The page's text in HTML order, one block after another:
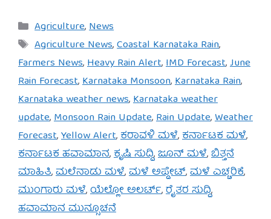
Categories
Agriculture,News
Tags
Agriculture News,Coastal Karnataka Rain,
Farmers News,Heavy Rain Alert,IMD Forecast,June
Rain Forecast,Karnataka Monsoon,Karnataka Rain,
Karnataka weather news,Karnataka weather
update,Monsoon Rain Update,Rain Update,Weather
Forecast,Yellow Alert,ಕರಾವಳಿ ಮಳೆ,ಕರ್ನಾಟಕ ಮಳೆ,
ಕರ್ನಾಟಕ ಹವಾಮಾನ,ಕೃಷಿ ಸುದ್ದಿ,ಜೂನ್ ಮಳೆ,ಬಿತ್ತನೆ
ಮಾಹಿತಿ,ಮಲೆನಾಡು ಮಳೆ,ಮಳೆ ಅಪ್ಡೇಟ್,ಮಳೆ ಎಚ್ಚರಿಕೆ,
ಮುಂಗಾರು ಮಳೆ,ಯೆಲ್ಲೋ ಅಲರ್ಟ್,ರೈತರ ಸುದ್ದಿ,
ಹವಾಮಾನ ಮುನ್ಸೂಚನೆ